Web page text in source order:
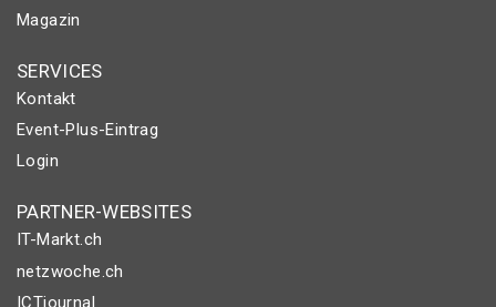
Magazin
SERVICES
Kontakt
Event-Plus-Eintrag
Login
PARTNER-WEBSITES
IT-Markt.ch
netzwoche.ch
ICTjournal